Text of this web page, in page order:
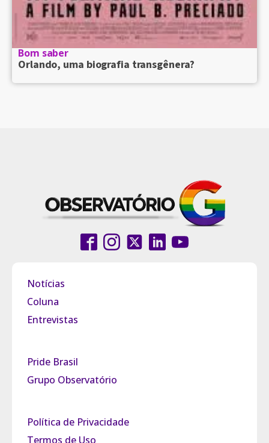
Bom saber
Orlando, uma biografia transgênera?
Notícias
Coluna
Entrevistas
Pride Brasil
Grupo Observatório
Política de Privacidade
Termos de Uso